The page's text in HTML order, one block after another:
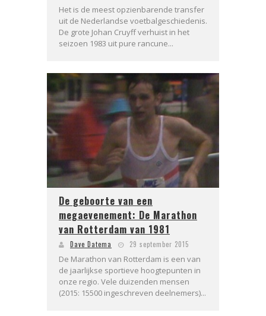
Het is de meest opzienbarende transfer
uit de Nederlandse voetbalgeschiedenis.
De grote Johan Cruyff verhuist in het
seizoen 1983 uit pure rancune...
De geboorte van een
megaevenement: De Marathon
van Rotterdam van 1981
Dave Datema 29 september 2015
De Marathon van Rotterdam is een van
de jaarlijkse sportieve hoogtepunten in
onze regio. Vele duizenden mensen
(2015: 15500 ingeschreven deelnemers)...